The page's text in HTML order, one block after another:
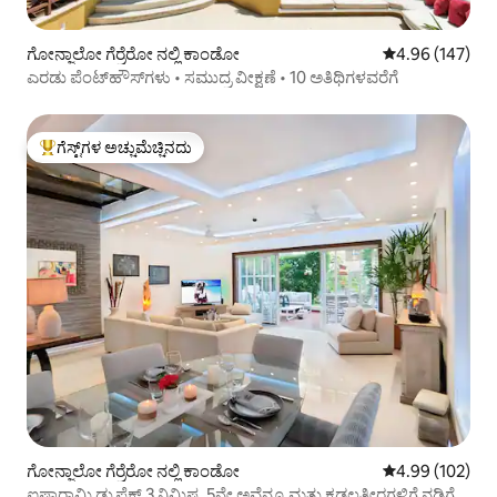
ಗೋನ್ಜಾಲೋ ಗೆರ್ರೆರೋ ನಲ್ಲಿ ಕಾಂಡೋ 5 ರಲ್ಲಿ 4.96
4.96 (147)
ಎರಡು ಪೆಂಟ್‌ಹೌಸ್‌ಗಳು • ಸಮುದ್ರ ವೀಕ್ಷಣೆ • 10 ಅತಿಥಿಗಳವರೆಗೆ
ಗೆಸ್ಟ್‌ಗಳಿಗೆ ಅತಿ ಹೆಚ್ಚು ಅಚ್ಚುಮೆಚ್ಚಿನದು
ಗೆಸ್ಟ್‌ಗಳ ಅಚ್ಚುಮೆಚ್ಚಿನದು
ಗೋನ್ಜಾಲೋ ಗೆರ್ರೆರೋ ನಲ್ಲಿ ಕಾಂಡೋ 5 ರಲ್ಲಿ 4.99
4.99 (102)